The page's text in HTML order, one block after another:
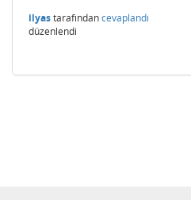
ilyastarafındancevaplandı
düzenlendi